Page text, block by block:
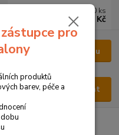
Menu
Hledat
0 ks
0 Kč
DÁMSKÝ 8ml
pro
produktů
barev, péče a